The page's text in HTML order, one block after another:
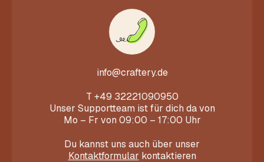
info@craftery.de
T +49 32221090950
Unser Supportteam ist für dich da von
Mo – Fr von 09:00 – 17:00 Uhr
Du kannst uns auch über unser
Kontaktformular kontaktieren